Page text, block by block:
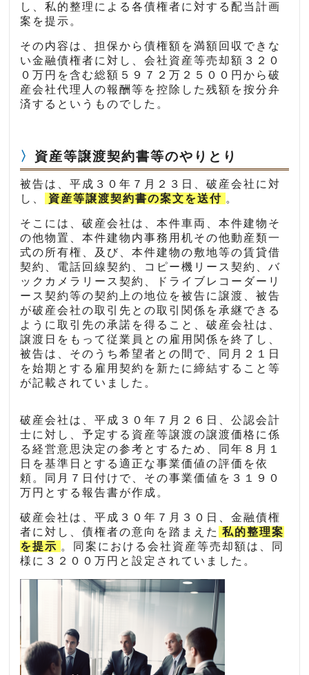
し、私的整理による各債権者に対する配当計画
案を提示。
その内容は、担保から債権額を満額回収できな
い金融債権者に対し、会社資産等売却額３２０
０万円を含む総額５９７２万２５００円から破
産会社代理人の報酬等を控除した残額を按分弁
済するというものでした。
資産等譲渡契約書等のやりとり
被告は、平成３０年７月２３日、破産会社に対
し、
資産等譲渡契約書の案文を送付 。
そこには、破産会社は、本件車両、本件建物そ
の他物置、本件建物内事務用机その他動産類一
式の所有権、及び、本件建物の敷地等の賃貸借
契約、電話回線契約、コピー機リース契約、バ
ックカメラリース契約、ドライブレコーダーリ
ース契約等の契約上の地位を被告に譲渡、被告
が破産会社の取引先との取引関係を承継できる
ように取引先の承諾を得ること、破産会社は、
譲渡日をもって従業員との雇用関係を終了し、
被告は、そのうち希望者との間で、同月２１日
を始期とする雇用契約を新たに締結すること等
が記載されていました。
破産会社は、平成３０年７月２６日、公認会計
士に対し、予定する資産等譲渡の譲渡価格に係
る経営意思決定の参考とするため、同年８月１
日を基準日とする適正な事業価値の評価を依
頼。同月７日付けで、その事業価値を３１９０
万円とする報告書が作成。
破産会社は、平成３０年７月３０日、金融債権
者に対し、債権者の意向を踏まえた 私的整理案
を提示 。同案における会社資産等売却額は、同
様に３２００万円と設定されていました。